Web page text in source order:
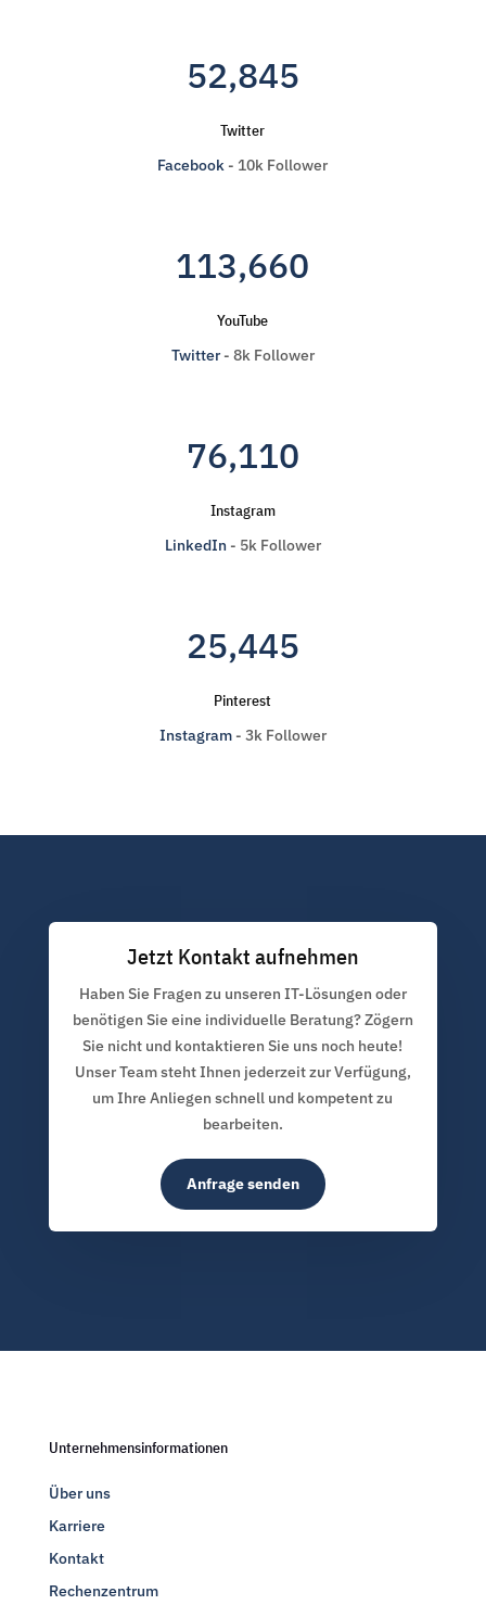
52,845
Twitter
Facebook - 10k Follower
113,660
YouTube
Twitter- 8k Follower
76,110
Instagram
LinkedIn - 5k Follower
25,445
Pinterest
Instagram- 3k Follower
Jetzt Kontakt aufnehmen
Haben Sie Fragen zu unseren IT-Lösungen oder
benötigen Sie eine individuelle Beratung? Zögern
Sie nicht und kontaktieren Sie uns noch heute!
Unser Team steht Ihnen jederzeit zur Verfügung,
um Ihre Anliegen schnell und kompetent zu
bearbeiten.
Anfrage senden
Unternehmensinformationen
Über uns
Karriere
Kontakt
Rechenzentrum